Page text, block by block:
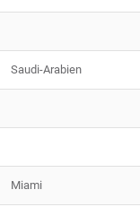
Saudi-Arabien
Miami